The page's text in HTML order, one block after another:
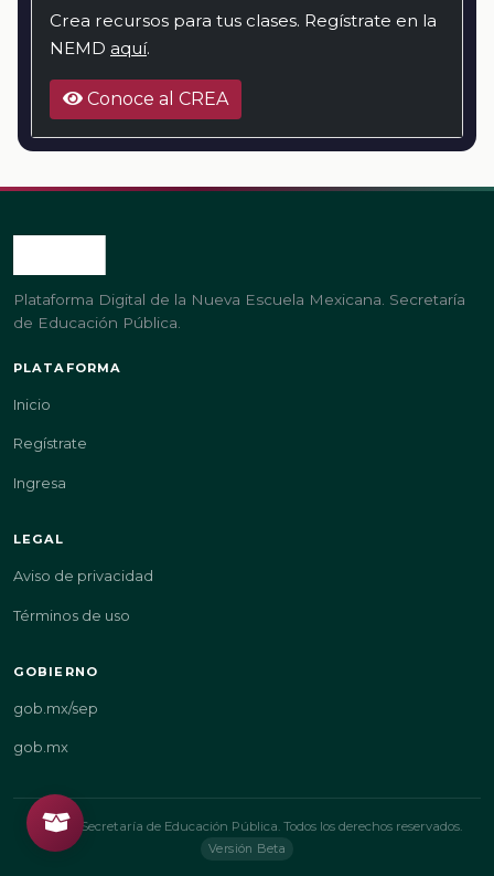
Crea recursos para tus clases. Regístrate en la
NEMD aquí.
Conoce al CREA
Plataforma Digital de la Nueva Escuela Mexicana. Secretaría
de Educación Pública.
PLATAFORMA
Inicio
Regístrate
Ingresa
LEGAL
Aviso de privacidad
Términos de uso
GOBIERNO
gob.mx/sep
gob.mx
© 2026 Secretaría de Educación Pública. Todos los derechos reservados.
Versión Beta